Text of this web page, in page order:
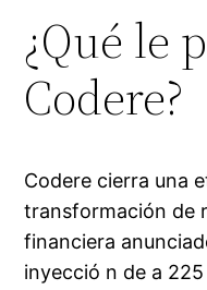
¿Qué le
Codere?
Codere cierra una
transformación de
financiera
inyecció n de a